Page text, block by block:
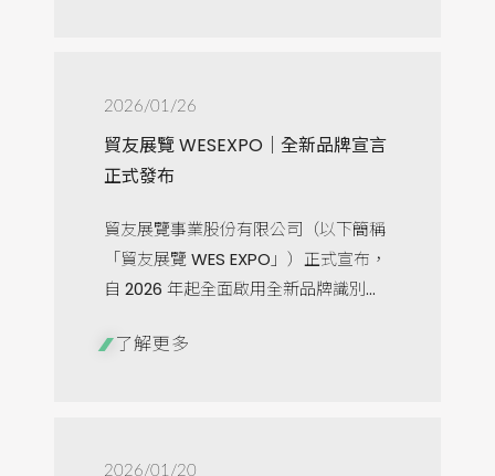
2026/01/26
貿友展覽 WESEXPO｜全新品牌宣言
正式發布
貿友展覽事業股份有限公司（以下簡稱
「貿友展覽 WES EXPO」）正式宣布，
自 2026 年起全面啟用全新品牌識別...
了解更多
2026/01/20